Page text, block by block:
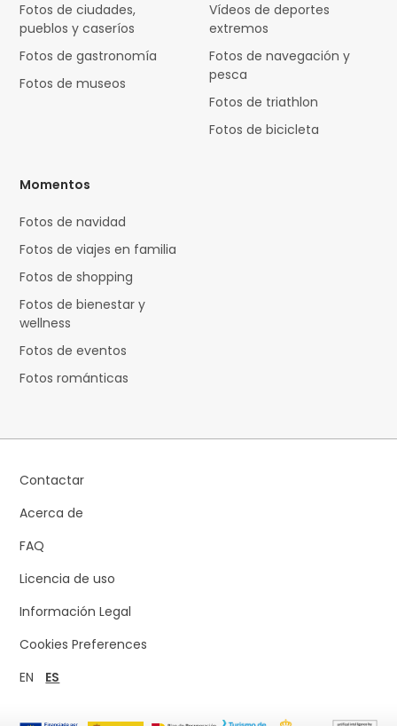
Fotos de ciudades,
pueblos y caseríos
Fotos de gastronomía
Fotos de museos
Vídeos de deportes
extremos
Fotos de navegación y
pesca
Fotos de triathlon
Fotos de bicicleta
Momentos
Fotos de navidad
Fotos de viajes en familia
Fotos de shopping
Fotos de bienestar y
wellness
Fotos de eventos
Fotos románticas
Contactar
Acerca de
FAQ
Licencia de uso
Información Legal
Cookies Preferences
EN
ES